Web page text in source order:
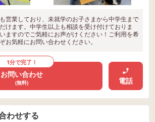
営業しており、未就学のお子さまから中学生まで
けます。中学生以上も相談を受け付けておりま
ますのでご気軽にお声がけください！ご利用を希
お気軽にお問い合わせください。
1分で完了！
お問い合わせ
(無料) 電話
わせする